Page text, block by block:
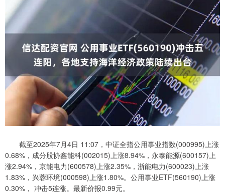
截至2025年7月4日 11:07，中证全指公用事业指数(000995)上涨
0.68%，成分股协鑫能科(002015)上涨8.94%，永泰能源(600157)上
涨2.94%，京能电力(600578)上涨2.35%，浙能电力(600023)上涨
1.83%，兴蓉环境(000598)上涨1.80%。公用事业ETF(560190)上涨
0.30%， 冲击5连涨。最新价报0.99元。